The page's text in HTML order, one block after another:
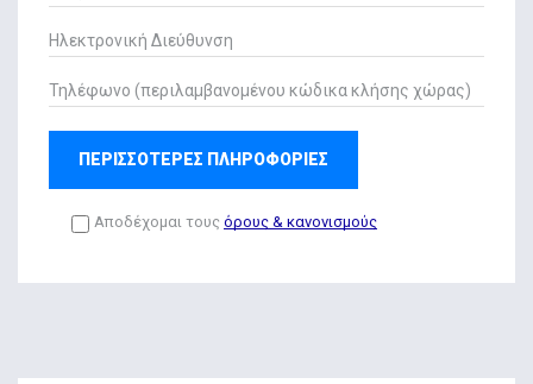
ΠΕΡΙΣΣΟΤΕΡΕΣ ΠΛΗΡΟΦΟΡΙΕΣ
Αποδέχομαι τους όρους & κανονισμούς